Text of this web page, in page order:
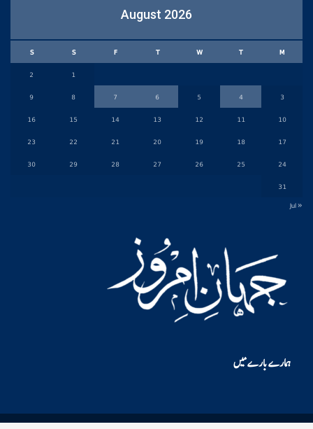
August 2026
M
T
W
T
F
S
S
1
2
3
4
5
6
7
8
9
10
11
12
13
14
15
16
17
18
19
20
21
22
23
24
25
26
27
28
29
30
31
« Jul
ہمارے بارے میں